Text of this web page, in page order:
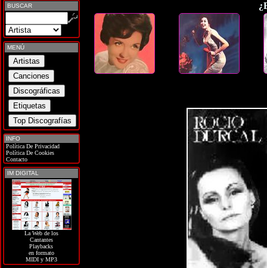
BUSCAR
MENÚ
INFO
Política De Privacidad
Política De Cookies
Contacto
IM DIGITAL
La Web de los
Cantantes
Playbacks
en formato
MIDI y MP3